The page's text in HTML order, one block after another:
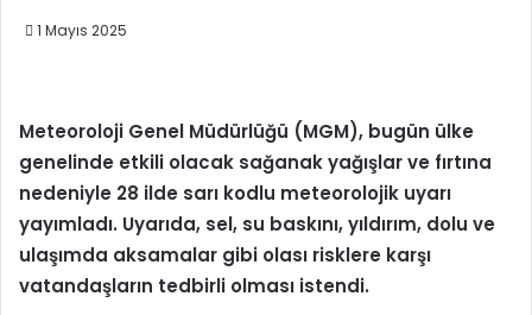
1 Mayıs 2025
Meteoroloji Genel Müdürlüğü (MGM), bugün ülke
genelinde etkili olacak sağanak yağışlar ve fırtına
nedeniyle 28 ilde sarı kodlu meteorolojik uyarı
yayımladı. Uyarıda, sel, su baskını, yıldırım, dolu ve
ulaşımda aksamalar gibi olası risklere karşı
vatandaşların tedbirli olması istendi.